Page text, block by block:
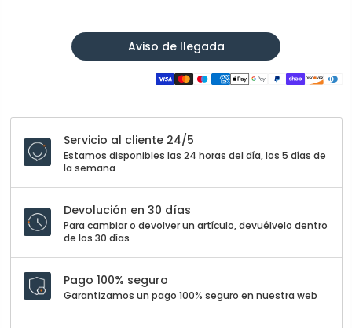
Aviso de llegada
Servicio al cliente 24/5
Estamos disponibles las 24 horas del día, los 5 días de
la semana
Devolución en 30 días
Para cambiar o devolver un artículo, devuélvelo dentro
de los 30 días
Pago 100% seguro
Garantizamos un pago 100% seguro en nuestra web